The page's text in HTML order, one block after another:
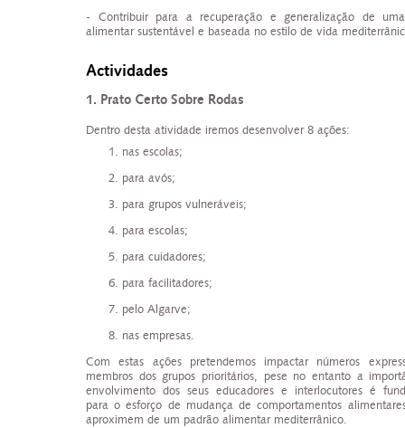
- Contribuir para a recuperação e generalização de
alimentar sustentável e baseada no estilo de vida
Actividades
1. Prato Certo Sobre Rodas
Dentro desta atividade iremos desenvolver 8 ações:
nas escolas;
para avós;
para grupos vulneráveis;
para escolas;
para cuidadores;
para facilitadores;
pelo Algarve;
nas empresas.
Com estas ações pretendemos impactar números
membros dos grupos prioritários, pese no entanto a
envolvimento dos seus educadores e interlocutores é
para o esforço de mudança de comportamentos
aproximem de um padrão alimentar mediterrânico.